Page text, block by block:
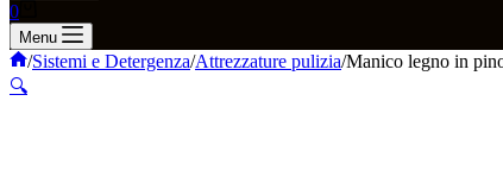
0
Menu
/Sistemi e Detergenza/Attrezzature pulizia/Manico legno in
🔍